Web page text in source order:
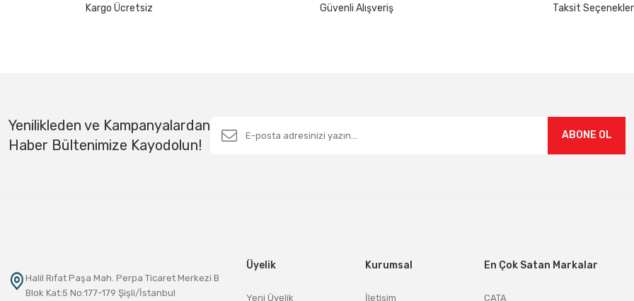
Kargo Ücretsiz
Güvenli Alışveriş
Taksit
Yenilikleden ve Kampanyalardan
Haber Bültenimize Kayodolun!
ABONE OL
Halil Rıfat Paşa Mah. Perpa Ticaret Merkezi B
Blok Kat:5 No:177-179 Şişli/İstanbul
Üyelik
Yeni Üyelik
Kurumsal
İletişim
En Çok Satan Markalar
CATA